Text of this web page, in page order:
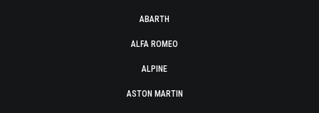
ABARTH
ALFA ROMEO
ALPINE
ASTON MARTIN